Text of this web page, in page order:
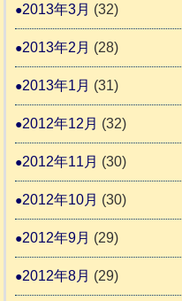
2013年3月 (32)
2013年2月 (28)
2013年1月 (31)
2012年12月 (32)
2012年11月 (30)
2012年10月 (30)
2012年9月 (29)
2012年8月 (29)